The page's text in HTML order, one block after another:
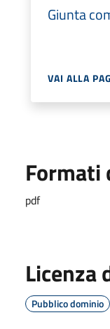
Giunta
VAI ALLA
Formati
pdf
Licenza
Pubblico dominio